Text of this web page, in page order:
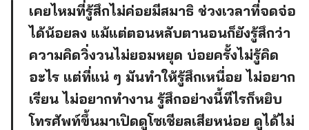
เคยไหมที่รู้สึกไม่ค่อยมีสมาธิ ช่วงเวลาที่จดจ่อ
ได้น้อยลง แม้แต่ตอนหลับตานอนก็ยังรู้สึกว่า
ความคิดวิ่งวนไม่ยอมหยุด บ่อยครั้งไม่รู้คิด
อะไร แต่ที่แน่ ๆ มันทำให้รู้สึกเหนื่อย ไม่อยาก
เรียน ไม่อยากทำงาน รู้สึกอย่างนี้ทีไรก็หยิบ
โทรศัพท์ขึ้นมาเปิดดูโซเชียลเสียหน่อย ดูได้ไม่